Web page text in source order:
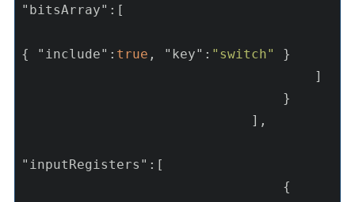
"bitsArray" :[
{ "include" : true , "key" : "switch"
}
"inputRegisters" :[